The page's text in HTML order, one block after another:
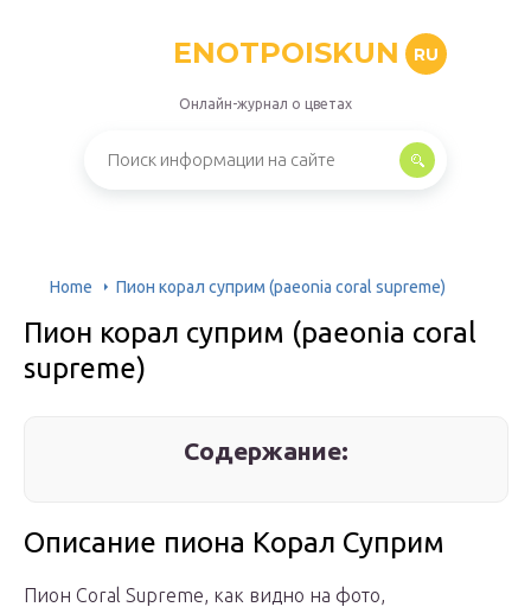
ENOTPOISKUN RU
Онлайн-журнал о цветах
Home Пион корал суприм (paeonia coral supreme)
Пион корал суприм (paeonia coral
supreme)
Содержание:
Описание пиона Корал Суприм
Пион Coral Supreme, как видно на фото,